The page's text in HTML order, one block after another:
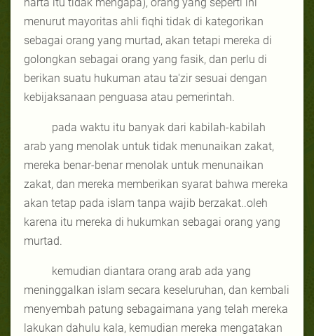
menurut mayoritas ahli fiqhi tidak di kategorikan
sebagai orang yang murtad, akan tetapi mereka di
golongkan sebagai orang yang fasik, dan perlu di
berikan suatu hukuman atau ta'zir sesuai dengan
kebijaksanaan penguasa atau pemerintah.
pada waktu itu banyak dari kabilah-kabilah
arab yang menolak untuk tidak menunaikan zakat,
mereka benar-benar menolak untuk menunaikan
zakat, dan mereka memberikan syarat bahwa mereka
akan tetap pada islam tanpa wajib berzakat..oleh
karena itu mereka di hukumkan sebagai orang yang
murtad.
kemudian diantara orang arab ada yang
meninggalkan islam secara keseluruhan, dan kembali
menyembah patung sebagaimana yang telah mereka
lakukan dahulu kala, kemudian mereka mengatakan